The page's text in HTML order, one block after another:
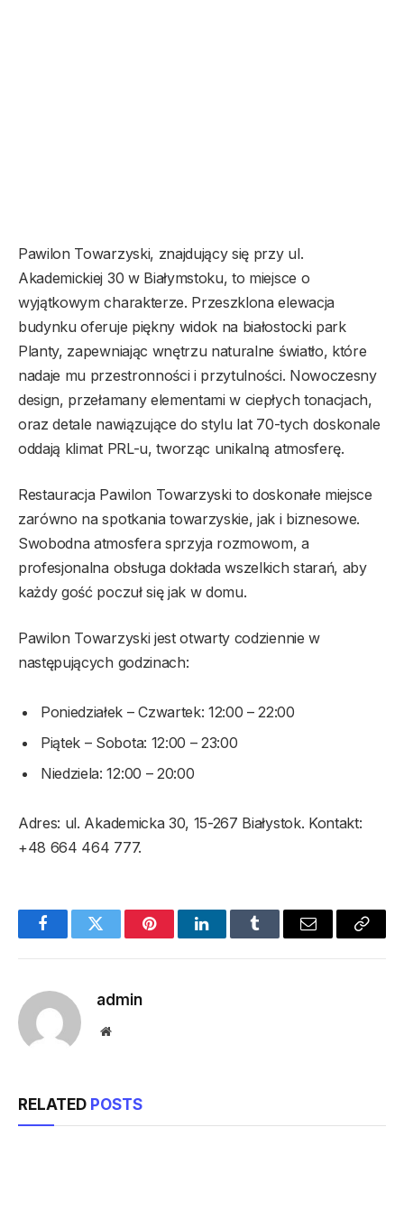
Pawilon Towarzyski, znajdujący się przy ul.
Akademickiej 30 w Białymstoku, to miejsce o
wyjątkowym charakterze. Przeszklona elewacja
budynku oferuje piękny widok na białostocki park
Planty, zapewniając wnętrzu naturalne światło, które
nadaje mu przestronności i przytulności. Nowoczesny
design, przełamany elementami w ciepłych tonacjach,
oraz detale nawiązujące do stylu lat 70-tych doskonale
oddają klimat PRL-u, tworząc unikalną atmosferę.
Restauracja Pawilon Towarzyski to doskonałe miejsce
zarówno na spotkania towarzyskie, jak i biznesowe.
Swobodna atmosfera sprzyja rozmowom, a
profesjonalna obsługa dokłada wszelkich starań, aby
każdy gość poczuł się jak w domu.
Pawilon Towarzyski jest otwarty codziennie w
następujących godzinach:
Poniedziałek – Czwartek: 12:00 – 22:00
Piątek – Sobota: 12:00 – 23:00
Niedziela: 12:00 – 20:00
Adres: ul. Akademicka 30, 15-267 Białystok. Kontakt:
+48 664 464 777.
FacebookTwitter PinterestLinkedInTumblr Email
Copy
admin
Website
RELATED POSTS